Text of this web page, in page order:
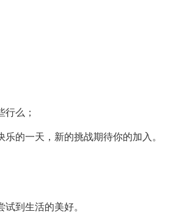
么；
的一天，新的挑战期待你的加入。
到生活的美好。